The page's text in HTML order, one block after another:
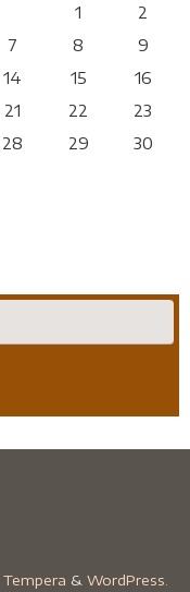
1
2
7 8
9
14 15
16
21 22
23
28 29
30
Tempera & WordPress.